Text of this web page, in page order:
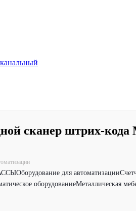
сканер штрих-
Оборудование для автоматизации
оборудованиеМеталлическая